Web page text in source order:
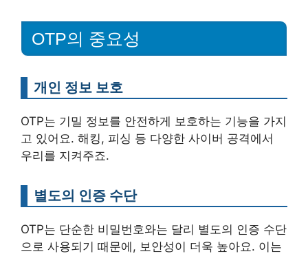
OTP의 중요성
개인 정보 보호
OTP는 기밀 정보를 안전하게 보호하는 기능을 가지
고 있어요. 해킹, 피싱 등 다양한 사이버 공격에서
우리를 지켜주죠.
별도의 인증 수단
OTP는 단순한 비밀번호와는 달리 별도의 인증 수단
으로 사용되기 때문에, 보안성이 더욱 높아요. 이는